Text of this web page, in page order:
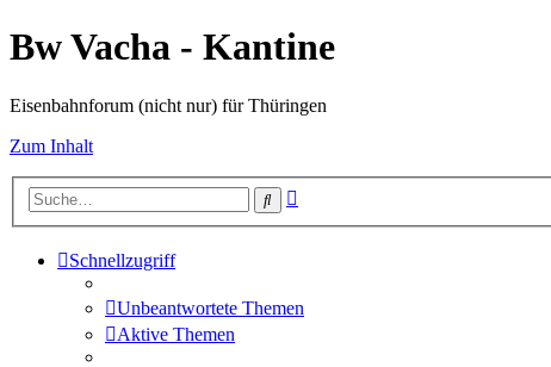
Bw Vacha - Kantine
Eisenbahnforum (nicht nur) für Thüringen
Zum Inhalt
Suche
Schnellzugriff
Unbeantwortete Themen
Aktive Themen